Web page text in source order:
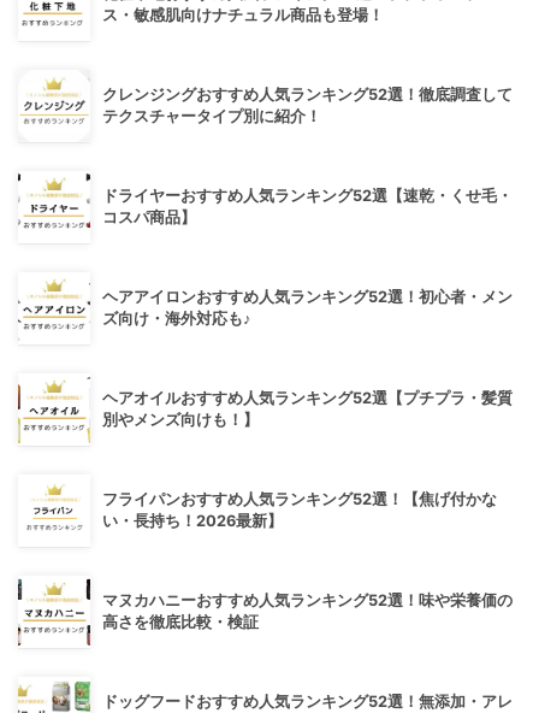
ス・敏感肌向けナチュラル商品も登場！
クレンジングおすすめ人気ランキング52選！徹底調査して
テクスチャータイプ別に紹介！
ドライヤーおすすめ人気ランキング52選【速乾・くせ毛・
コスパ商品】
ヘアアイロンおすすめ人気ランキング52選！初心者・メン
ズ向け・海外対応も♪
ヘアオイルおすすめ人気ランキング52選【プチプラ・髪質
別やメンズ向けも！】
フライパンおすすめ人気ランキング52選！【焦げ付かな
い・長持ち！2026最新】
マヌカハニーおすすめ人気ランキング52選！味や栄養価の
高さを徹底比較・検証
ドッグフードおすすめ人気ランキング52選！無添加・アレ